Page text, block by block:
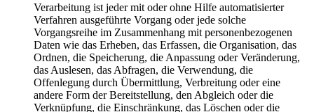
Verarbeitung ist jeder mit oder ohne Hilfe automatisierter
Verfahren ausgeführte Vorgang oder jede solche
Vorgangsreihe im Zusammenhang mit personenbezogenen
Daten wie das Erheben, das Erfassen, die Organisation, das
Ordnen, die Speicherung, die Anpassung oder Veränderung,
das Auslesen, das Abfragen, die Verwendung, die
Offenlegung durch Übermittlung, Verbreitung oder eine
andere Form der Bereitstellung, den Abgleich oder die
Verknüpfung, die Einschränkung, das Löschen oder die